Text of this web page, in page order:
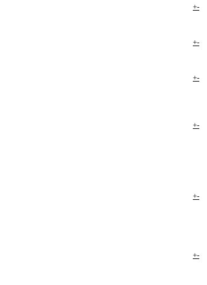
+-
+-
+-
+-
+-
+-